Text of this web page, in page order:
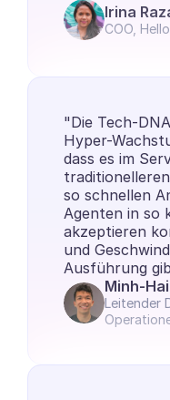
Irina
COO,
"Die Tech-
Hyper-
dass es im
so schnellen
Agenten in so
akzeptieren
und
Ausführung
Minh-
Leitender